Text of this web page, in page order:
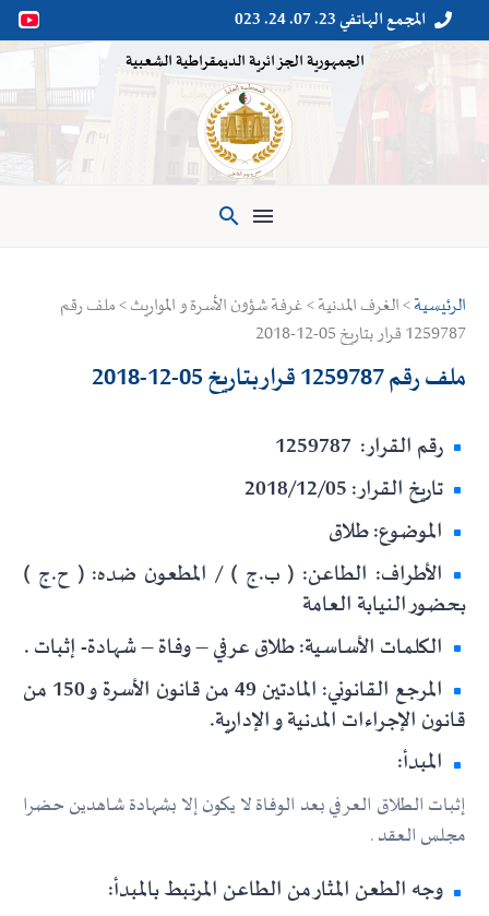

 المجمع الهاتفي 23. 07. 24. 023
الجمهورية الجزائرية الديمقراطية الشعبية

الرئيسية> الغرف المدنية > غرفة شؤون الأسرة و المواريث > ملف رقم
1259787 قرار بتاريخ 05-12-2018
ملف رقم 1259787 قرار بتاريخ 05-12-2018
رقم القرار: 1259787
تاريخ القرار: 2018/12/05
الموضوع: طلاق
الأطراف: الطاعن: ( ب.ج ) / المطعون ضده: ( ح.ج )
بحضور النيابة العامة
الكلمات الأساسية: طلاق عرفي – وفاة – شهادة- إثبات .
المرجع القانوني: المادتين 49 من قانون الأسرة و 150 من
قانون الإجراءات المدنية و الإدارية.
المبدأ:
إثبات الطلاق العرفي بعد الوفاة لا يكون إلا بشهادة شاهدين حضرا
مجلس العقد .
وجه الطعن المثار من الطاعن المرتبط بالمبدأ: